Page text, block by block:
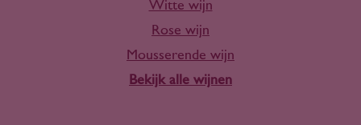
Witte wijn
Rose wijn
Mousserende wijn
Bekijk alle wijnen